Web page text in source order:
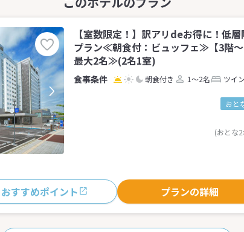
【室数限定！】訳アリdeお得に！低
プラン≪朝食付：ビュッフェ≫【3
最大2名≫(2名1室)
朝食付き 1～2名 ツイン
おと
(おとな
おすすめポイント プランの詳細